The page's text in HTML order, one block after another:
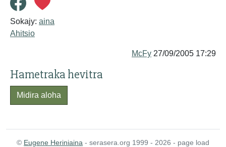
Sokajy: aina
Ahitsio
McFy 27/09/2005 17:29
Hametraka hevitra
Midira aloha
© Eugene Heriniaina - serasera.org 1999 - 2026 - page load